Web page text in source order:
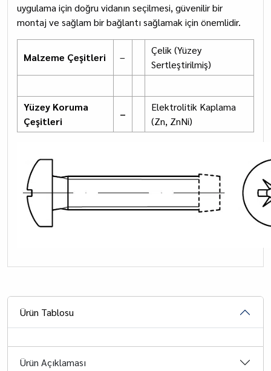
uygulama için doğru vidanın seçilmesi, güvenilir bir
montaj ve sağlam bir bağlantı sağlamak için önemlidir.
Malzeme Çeşitleri –
Çelik (Yüzey
Sertleştirilmiş)
Yüzey Koruma
Çeşitleri
–
Elektrolitik Kaplama
(Zn, ZnNi)
Ürün Tablosu
Ürün Açıklaması